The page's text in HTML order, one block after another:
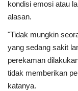
kondisi emosi atau
alasan.
"Tidak mungkin
yang sedang sakit
perekaman
tidak memberikan
katanya.